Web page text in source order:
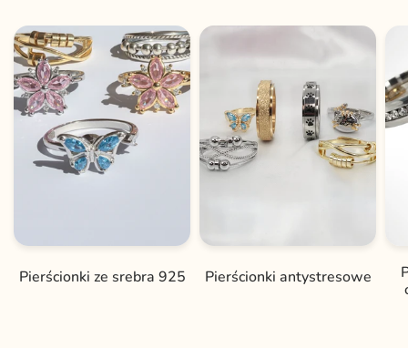
Pierścionki ze srebra 925 Pierścionki antystresowe